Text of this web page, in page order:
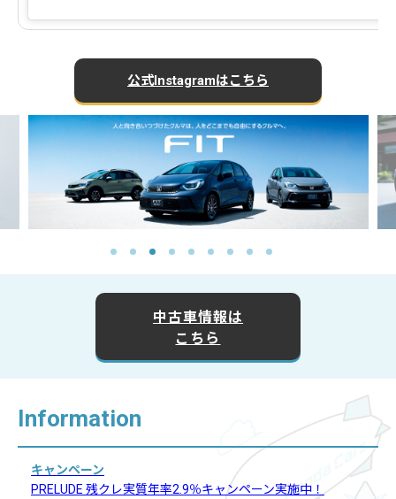
公式Instagramはこちら
中古車情報は
こちら
Information
キャンペーン
PRELUDE 残クレ実質年率2.9％キャンペーン実施中！